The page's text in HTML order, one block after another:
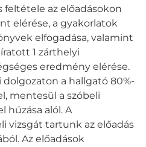
feltétele az előadásokon
elérése, a gyakorlatok
elfogadása, valamint
1 zárthelyi
eredmény elérése.
a hallgató 80%-
mentesül a szóbeli
húzása alól. A
vizsgát tartunk az előadás
Az előadások